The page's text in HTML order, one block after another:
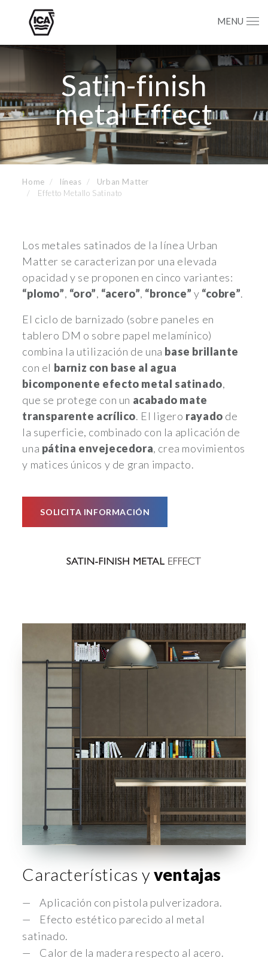
MENU
Satin-finish
metal Effect
Home líneas
Urban Matter
Effetto Metallo Satinato
Los metales satinados de la línea Urban
Matter se caracterizan por una elevada
opacidad y se proponen en cinco variantes:
“plomo”, “oro”, “acero”, “bronce” y “cobre”.
El ciclo de barnizado (sobre paneles en
tablero DM o sobre papel melamínico)
combina la utilización de una base brillante
con el barniz con base al agua
bicomponente efecto metal satinado,
que se protege con un acabado mate
transparente acrílico. El ligero rayado de
la superficie, combinado con la aplicación de
una pátina envejecedora, crea movimientos
y matices únicos y de gran impacto.
SOLICITA INFORMACIÓN
Características yventajas
Aplicación con pistola pulverizadora.
Efecto estético parecido al metal
satinado.
Calor de la madera respecto al acero.